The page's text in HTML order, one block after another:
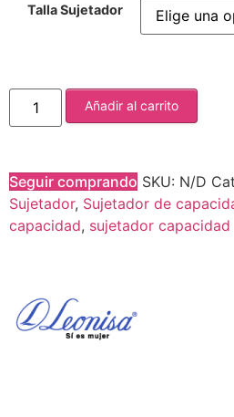
Talla Sujetador
Añadir al carrito
Seguir comprando SKU: N/D
Sujetador, Sujetador de
capacidad, sujetador capacidad